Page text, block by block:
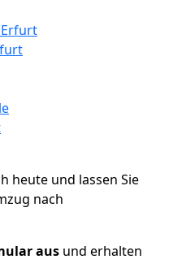
heute und lassen Sie
nach
aus und erhalten